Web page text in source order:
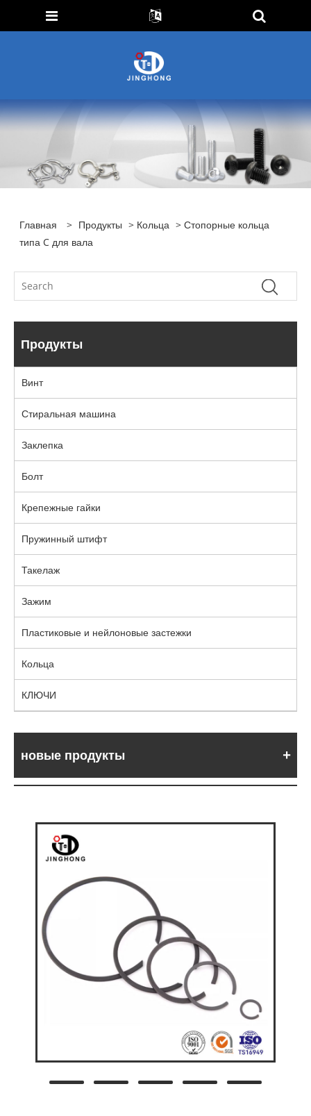
Главная > Продукты > Кольца > Стопорные кольца
типа C для вала
Продукты
Винт
Стиральная машина
Заклепка
Болт
Крепежные гайки
Пружинный штифт
Такелаж
Зажим
Пластиковые и нейлоновые застежки
Кольца
КЛЮЧИ
новые продукты